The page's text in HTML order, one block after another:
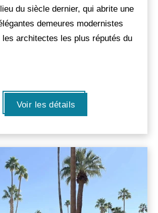
du siècle dernier, qui abrite une
demeures modernistes
les architectes les plus réputés du
Voir les détails